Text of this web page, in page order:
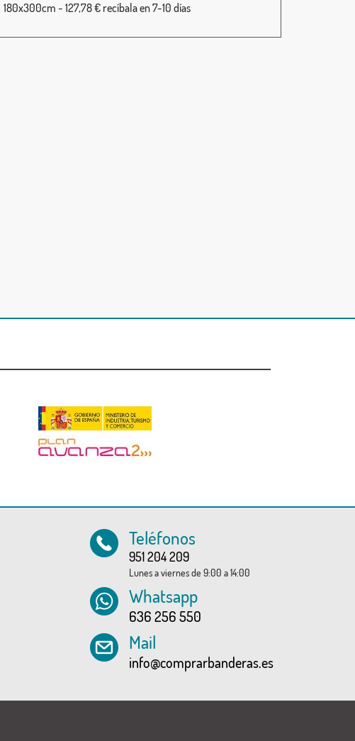
180x300cm - 127,78 € recíbala en 7-10 días
Teléfonos
951 204 209
Lunes a viernes de 9:00 a 14:00
Whatsapp
636 256 550
Mail
info@comprarbanderas.es